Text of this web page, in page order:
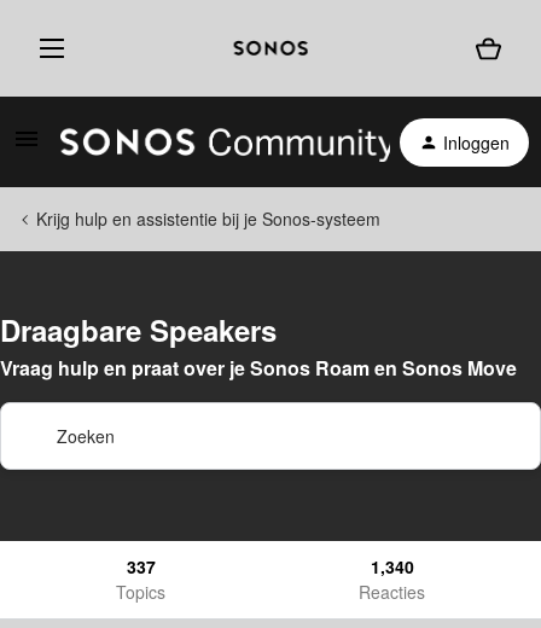
Inloggen
Krijg hulp en assistentie bij je Sonos-systeem
Draagbare Speakers
Vraag hulp en praat over je Sonos Roam en Sonos Move
337
Topics
1,340
Reacties